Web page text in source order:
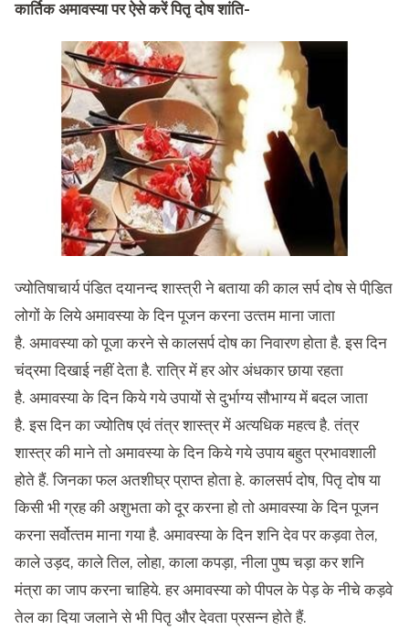
कार्तिक अमावस्या पर ऐसे करें पितृ दोष शांति-
ज्योतिषाचार्य पंडित दयानन्द शास्त्री ने बताया की काल सर्प दोष से पीडि़त
लोगों के लिये अमावस्‍या के दिन पूजन करना उत्‍तम माना जाता
है. अमावस्‍या को पूजा करने से कालसर्प दोष का निवारण होता है. इस दिन
चंद्रमा दिखाई नहीं देता है. रात्रि में हर ओर अंधकार छाया रहता
है. अमावस्‍या के दिन किये गये उपायों से दुर्भाग्‍य सौभाग्‍य में बदल जाता
है. इस दिन का ज्‍योतिष एवं तंत्र शास्‍त्र में अत्‍यधिक महत्‍व है. तंत्र
शास्‍त्र की माने तो अमावस्‍या के दिन किये गये उपाय बहुत प्रभावशाली
होते हैं. जिनका फल अतशीघ्र प्राप्‍त होता हे. कालसर्प दोष, पितृ दोष या
किसी भी ग्रह की अशुभता को दूर करना हो तो अमावस्‍या के दिन पूजन
करना सर्वोत्‍तम माना गया है. अमावस्‍या के दिन शनि देव पर कड़वा तेल,
काले उड़द, काले तिल, लोहा, काला कपड़ा, नीला पुष्‍प चड़ा कर शनि
मंत्रा का जाप करना चाहिये. हर अमावस्‍या को पीपल के पेड़ के नीचे कड़वे
तेल का दिया जलाने से भी पितृ और देवता प्रसन्‍न होते हैं.